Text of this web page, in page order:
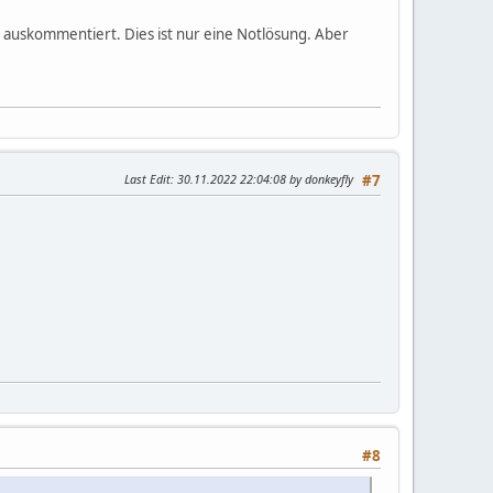
Dies ist nur eine Notlösung. Aber
#7
Last Edit: 30.11.2022 22:04:08 by donkeyfly
#8